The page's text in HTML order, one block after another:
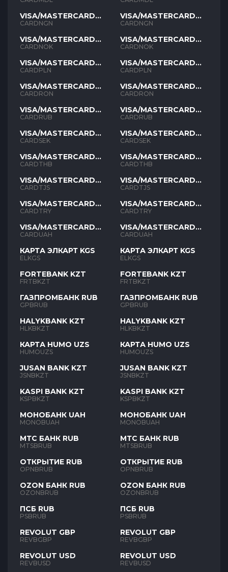
VISA/MASTERCARD
NGN
CARDNGN
VISA/MASTERCARD
NOK
CARDNOK
VISA/MASTERCARD
PLN
CARDPLN
VISA/MASTERCARD
RON
CARDRON
VISA/MASTERCARD
RUB
CARDRUB
VISA/MASTERCARD
SEK
CARDSEK
VISA/MASTERCARD
THB
CARDTHB
VISA/MASTERCARD
TJS
CARDTJS
VISA/MASTERCARD
TYR
CARDTRY
VISA/MASTERCARD
UAH
CARDUAH
КАРТА ЭЛКАРТ KGS
ELKGS
FORTEBANK KZT
FRTBKZT
ГАЗПРОМБАНК RUB
GPBRUB
HALYKBANK KZT
HLKBKZT
КАРТА HUMO UZS
HUMOUZS
JUSAN BANK KZT
JSNBKZT
KASPI BANK KZT
KSPBKZT
МОНОБАНК UAH
MONOBUAH
МТС БАНК RUB
MTSBRUB
ОТКРЫТИЕ RUB
OPNBRUB
OZON БАНК RUB
OZONBRUB
ПСБ RUB
PSBRUB
REVOLUT GBP
REVBGBP
REVOLUT USD
REVBUSD
VISA/MASTERCARD
NGN
CARDNGN
VISA/MASTERCARD
NOK
CARDNOK
VISA/MASTERCARD
PLN
CARDPLN
VISA/MASTERCARD
RON
CARDRON
VISA/MASTERCARD
RUB
CARDRUB
VISA/MASTERCARD
SEK
CARDSEK
VISA/MASTERCARD
THB
CARDTHB
VISA/MASTERCARD
TJS
CARDTJS
VISA/MASTERCARD
TYR
CARDTRY
VISA/MASTERCARD
UAH
CARDUAH
КАРТА ЭЛКАРТ KGS
ELKGS
FORTEBANK KZT
FRTBKZT
ГАЗПРОМБАНК RUB
GPBRUB
HALYKBANK KZT
HLKBKZT
КАРТА HUMO UZS
HUMOUZS
JUSAN BANK KZT
JSNBKZT
KASPI BANK KZT
KSPBKZT
МОНОБАНК UAH
MONOBUAH
МТС БАНК RUB
MTSBRUB
ОТКРЫТИЕ RUB
OPNBRUB
OZON БАНК RUB
OZONBRUB
ПСБ RUB
PSBRUB
REVOLUT GBP
REVBGBP
REVOLUT USD
REVBUSD